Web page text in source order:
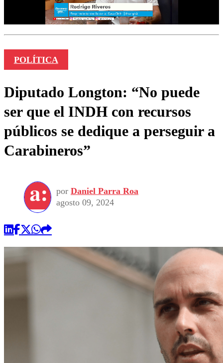
POLÍTICA
Diputado Longton: “No puede
ser que el INDH con recursos
públicos se dedique a perseguir a
Carabineros”
por Daniel Parra Roa
agosto 09, 2024